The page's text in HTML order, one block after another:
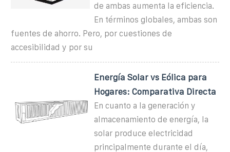
de ambas aumenta la eficiencia.
En términos globales, ambas son
fuentes de ahorro. Pero, por cuestiones de
accesibilidad y por su
Energía Solar vs Eólica para
Hogares: Comparativa Directa
En cuanto a la generación y
almacenamiento de energía, la
solar produce electricidad
principalmente durante el día,